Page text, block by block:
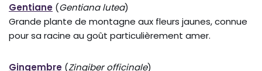
Gentiane (Gentiana lutea)
Grande plante de montagne aux fleurs jaunes, connue
pour sa racine au goût particulièrement amer.
Gingembre (Zingiber officinale)